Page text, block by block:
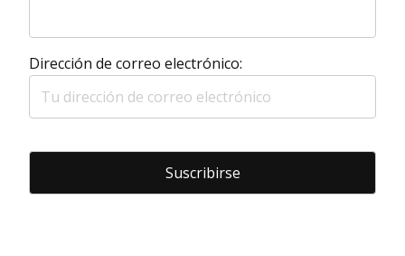
Dirección de correo electrónico: